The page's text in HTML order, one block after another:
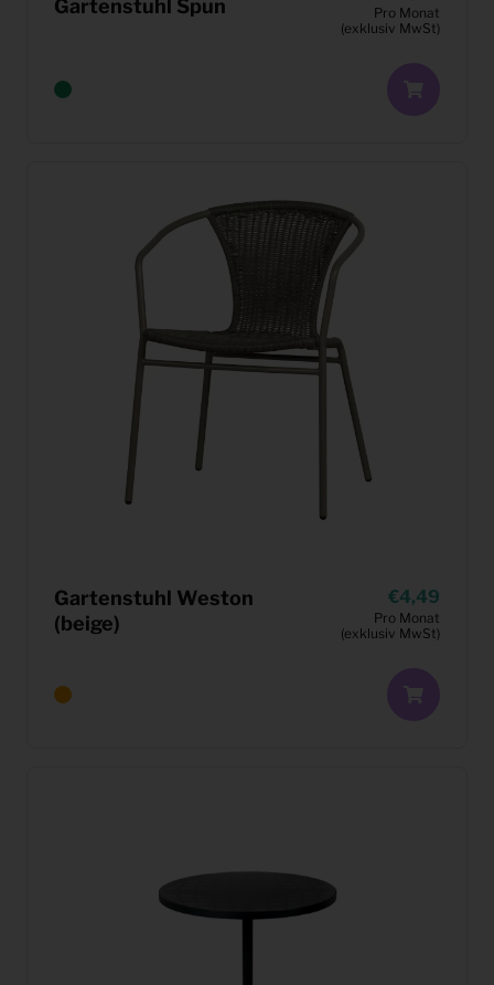
Gartenstuhl Spun
Pro Monat
(exklusiv MwSt)
Gartenstuhl Weston
(beige)
4,49
Pro Monat
(exklusiv MwSt)